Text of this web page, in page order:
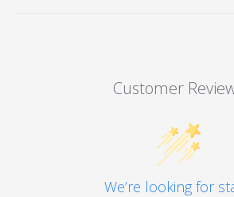
Customer
We’re looking for